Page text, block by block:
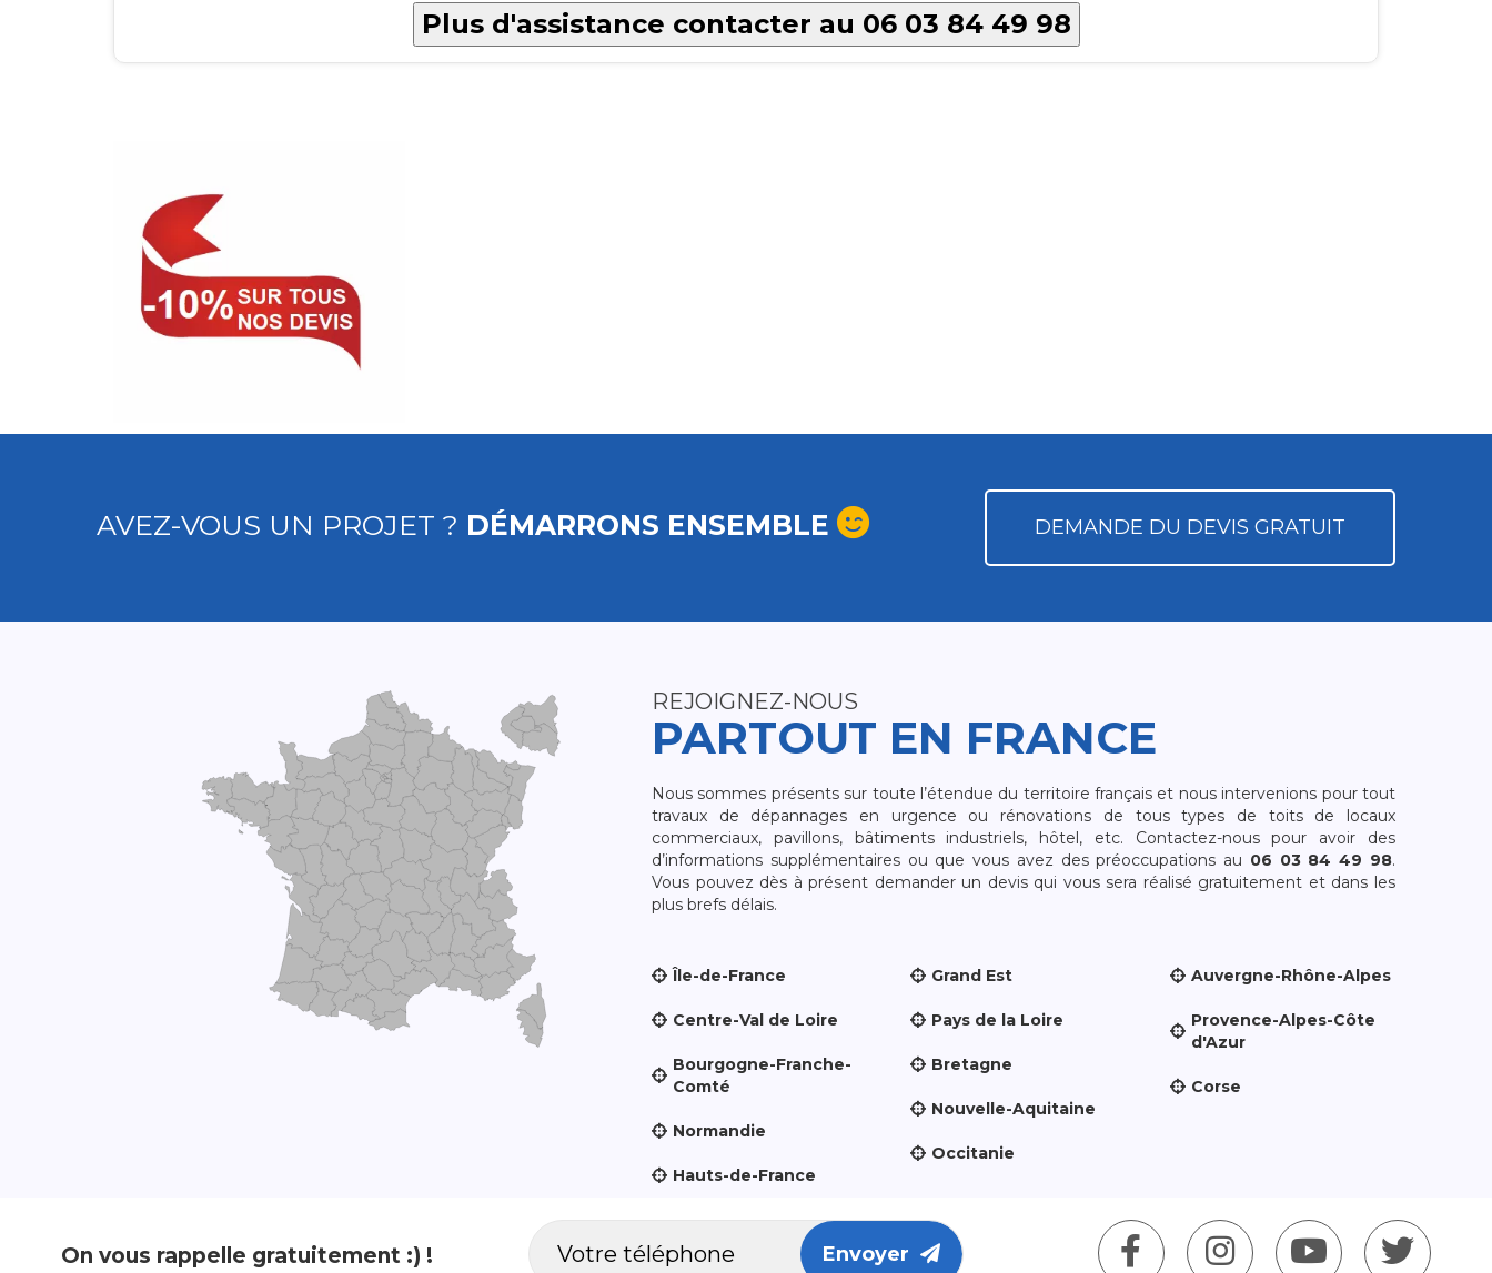
Plus d'assistance contacter au 06 03 84 49 98
AVEZ-VOUS UN PROJET ? DÉMARRONS ENSEMBLE DEMANDE DU DEVIS GRATUIT
REJOIGNEZ-NOUS
PARTOUT EN FRANCE
Nous sommes présents sur toute l’étendue du territoire français et nous intervenions pour tout
travaux de dépannages en urgence ou rénovations de tous types de toits de locaux
commerciaux, pavillons, bâtiments industriels, hôtel, etc. Contactez-nous pour avoir des
d’informations supplémentaires ou que vous avez des préoccupations au 06 03 84 49 98.
Vous pouvez dès à présent demander un devis qui vous sera réalisé gratuitement et dans les
plus brefs délais.
Île-de-France
Centre-Val de Loire
Bourgogne-Franche-
Comté
Normandie
Hauts-de-France
Grand Est
Pays de la Loire
Bretagne
Nouvelle-Aquitaine
Occitanie
Auvergne-Rhône-Alpes
Provence-Alpes-Côte
d'Azur
Corse
On vous rappelle gratuitement :) ! Envoyer